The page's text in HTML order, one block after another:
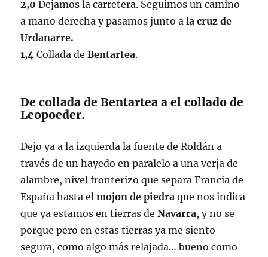
2,0 Dejamos la carretera. Seguimos un camino
a mano derecha y pasamos junto ala cruz de
Urdanarre.
1,4 Collada deBentartea.
De collada de Bentartea a el collado de
Leopoeder.
Dejo ya a la izquierda la fuente de Roldán a
través de un hayedo en paralelo a una verja de
alambre, nivel fronterizo que separa Francia de
España hasta elmojon depiedra que nos indica
que ya estamos en tierras deNavarra, y no se
porque pero en estas tierras ya me siento
segura, como algo más relajada… bueno como